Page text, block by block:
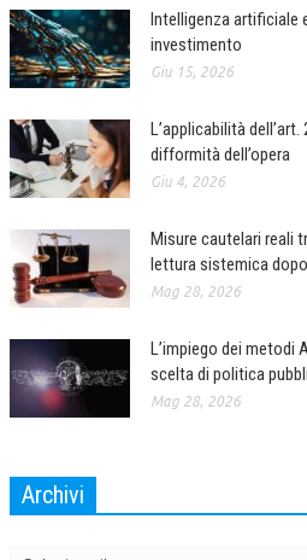
Intelligenza artificiale
investimento
Giu 15, 2026
L’applicabilità
difformità dell’opera
Giu 4, 2026
Misure cautelari reali
lettura sistemica
Mag 28, 2026
L’impiego dei metodi
scelta di politica
Mag 28, 2026
Archivi